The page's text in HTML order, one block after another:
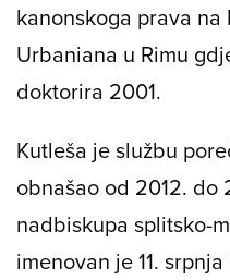
kanonskoga prava
Urbaniana u Rimu
doktorira 2001.
Kutleša je službu
obnašao od 2012. do
nadbiskupa splitsko-
imenovan je 11.